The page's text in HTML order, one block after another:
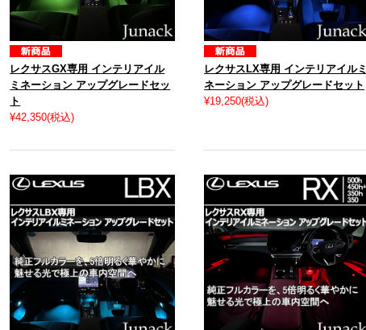
レクサスGX専用 インテリアイル
ミネーション アップグレードセッ
ト
¥42,350(税込)
レクサスLX専用 インテリアイルミ
ネーション アップグレードセット
¥19,250(税込)